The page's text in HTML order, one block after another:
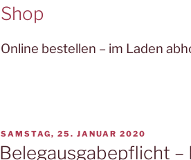
Shop
Online bestellen – im Laden
VERÖFFENTLICHT
AM
SAMSTAG, 25. JANUAR 2020
Belegausgabepflicht –